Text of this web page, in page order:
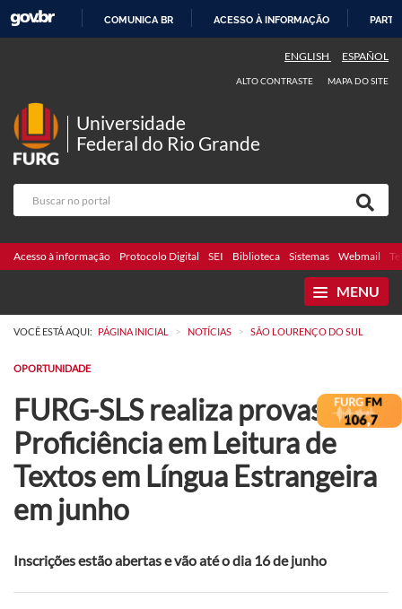
COMUNICA BR ACESSO À INFORMAÇÃO
ENGLISH ESPAÑOL
ALTO CONTRASTE MAPA DO SITE
Universidade
Federal do Rio Grande
Acesso à informação Protocolo Digital SEI Biblioteca Sistemas Webmail
MENU
VOCÊ ESTÁ AQUI: PÁGINA INICIAL > NOTÍCIAS > SÃO LOURENÇO DO SUL
OPORTUNIDADE
FURG-SLS realiza provas de
Proficiência em Leitura de
Textos em Língua Estrangeira
em junho
Inscrições estão abertas e vão até o dia 16 de junho